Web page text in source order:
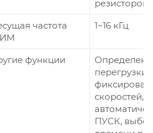
резистором)
частота
1~16 кГц
функции
перегрузки,
скоростей,
ПУСК,